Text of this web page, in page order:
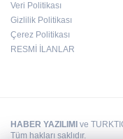
Veri Politikası
Gizlilik Politikası
Çerez Politikası
RESMİ İLANLAR
HABER YAZILIMI ve
Tüm hakları saklıdır.